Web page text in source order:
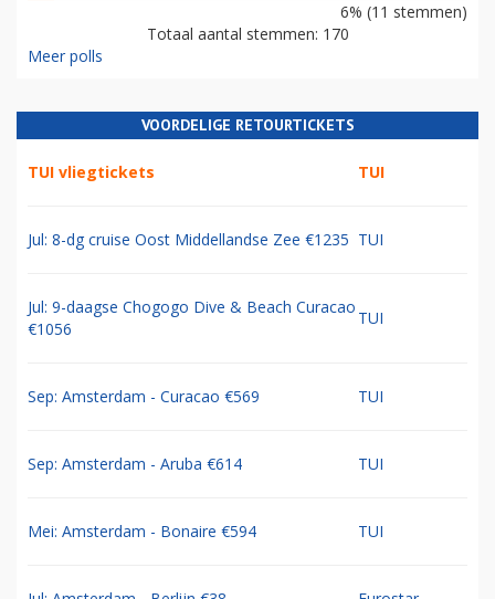
6% (11 stemmen)
Totaal aantal stemmen: 170
Meer polls
VOORDELIGE RETOURTICKETS
TUI vliegtickets TUI
Jul: 8-dg cruise Oost Middellandse Zee €1235 TUI
Jul: 9-daagse Chogogo Dive & Beach Curacao
€1056
TUI
Sep: Amsterdam - Curacao €569 TUI
Sep: Amsterdam - Aruba €614 TUI
Mei: Amsterdam - Bonaire €594 TUI